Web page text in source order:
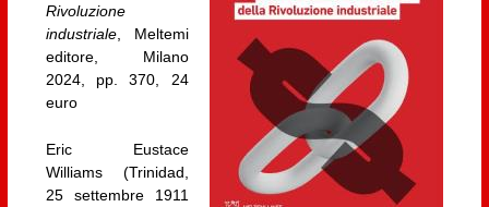
Rivoluzione
industriale, Meltemi
editore, Milano
2024, pp. 370, 24
euro
Eric Eustace
Williams (Trinidad,
25 settembre 1911